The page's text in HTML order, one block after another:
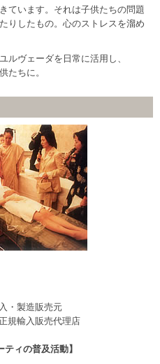
ています。それは子供たちの問題
りしたもの。心のストレスを溜め
ルヴェーダを日常に活用し、
たちに。
・製造販売元
規輸入販売代理店
ティの普及活動】